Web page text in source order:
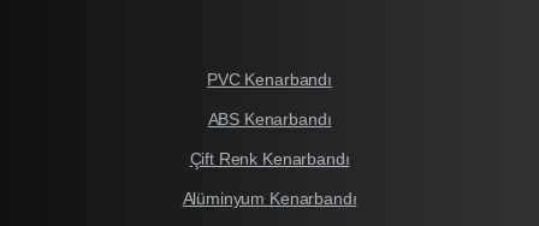
PVC Kenarbandı
ABS Kenarbandı
Çift Renk Kenarbandı
Alüminyum Kenarbandı